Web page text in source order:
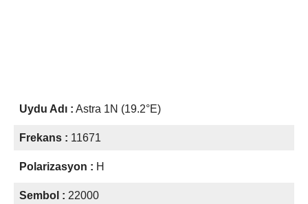
Uydu Adı : Astra 1N (19.2°E)
Frekans : 11671
Polarizasyon : H
Sembol : 22000